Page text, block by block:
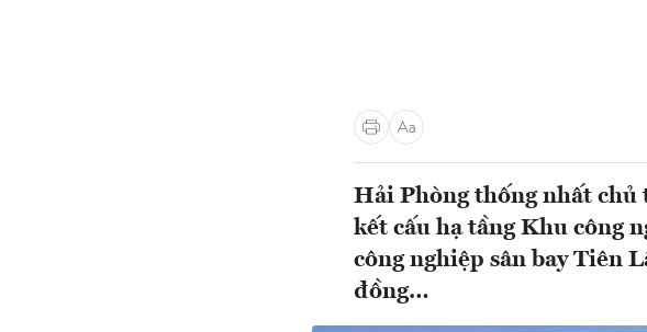
Hải Phòng thống nhất chủ
kết cấu hạ tầng Khu công
công nghiệp sân bay Tiên
đồng…